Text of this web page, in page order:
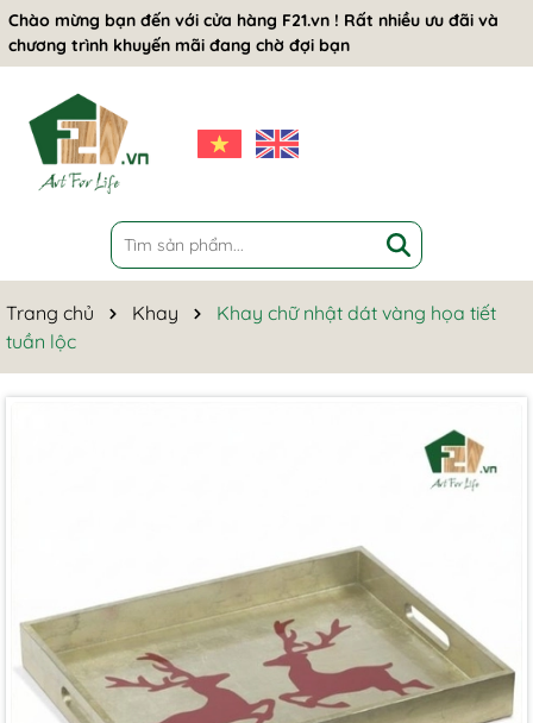
Chào mừng bạn đến với cửa hàng F21.vn ! Rất nhiều ưu đãi và
chương trình khuyến mãi đang chờ đợi bạn
Trang chủ Khay
Khay chữ nhật dát vàng họa tiết
tuần lộc